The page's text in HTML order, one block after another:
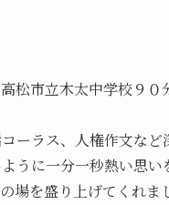
松市立木太中学校９０
ーラス、人権作文な
うに一分一秒熱い思
場を盛り上げてくれ